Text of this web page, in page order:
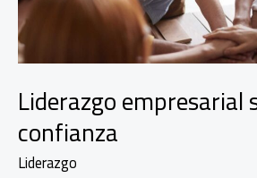
Liderazgo empresarial
confianza
Liderazgo